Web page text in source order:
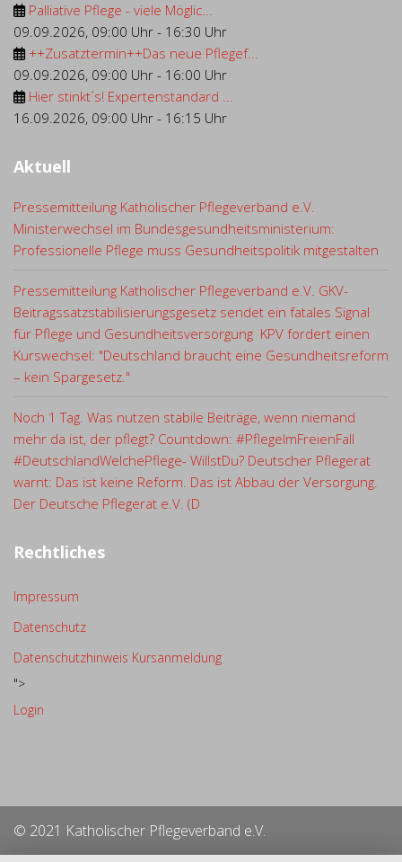
Palliative Pflege - viele Möglic...
09.09.2026, 09:00 Uhr - 16:30 Uhr
++Zusatztermin++Das neue Pflegef...
09.09.2026, 09:00 Uhr - 16:00 Uhr
Hier stinkt´s! Expertenstandard ...
16.09.2026, 09:00 Uhr - 16:15 Uhr
Aktuell
Pressemitteilung Katholischer Pflegeverband e.V.
Ministerwechsel im Bundesgesundheitsministerium:
Professionelle Pflege muss Gesundheitspolitik mitgestalten
Pressemitteilung Katholischer Pflegeverband e.V. GKV-
Beitragssatzstabilisierungsgesetz sendet ein fatales Signal
für Pflege und Gesundheitsversorgung KPV fordert einen
Kurswechsel: "Deutschland braucht eine Gesundheitsreform
– kein Spargesetz."
Noch 1 Tag. Was nutzen stabile Beiträge, wenn niemand
mehr da ist, der pflegt? Countdown: #PflegeImFreienFall
#DeutschlandWelchePflege- WillstDu? Deutscher Pflegerat
warnt: Das ist keine Reform. Das ist Abbau der Versorgung.
Der Deutsche Pflegerat e.V. (D
Rechtliches
Impressum
Datenschutz
Datenschutzhinweis Kursanmeldung
">
Login
© 2021 Katholischer Pflegeverband e.V.